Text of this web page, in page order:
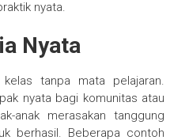
nyata.
Nyata
tanpa mata pelajaran.
nyata bagi komunitas atau
anak merasakan tanggung
berhasil. Beberapa contoh